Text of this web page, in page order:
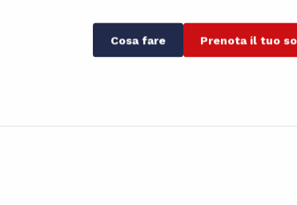
Cosa fare Prenota il tuo